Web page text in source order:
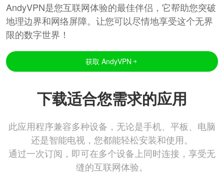
AndyVPN是您互联网体验的最佳伴侣，它帮助您突破
地理边界和网络屏障。让您可以尽情地享受这个无界
限的数字世界！
获取 AndyVPN
下载适合您需求的应用
此应用程序兼容多种设备，无论是手机、平板、电脑
还是智能电视，您都能轻松安装和使用。
通过一次订阅，即可在多个设备上同时连接，享受无
缝的互联网体验。